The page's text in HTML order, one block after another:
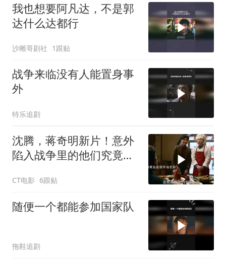
我也想要阿凡达，不是郭
达什么达都行
沙雕哥剧社 1跟贴
战争来临没有人能置身事
外
特乐追剧
沈腾，蒋奇明新片！意外
陷入战争里的他们究竟该
CT电影 6跟贴
随便一个都能参加国家队
拖鞋追剧